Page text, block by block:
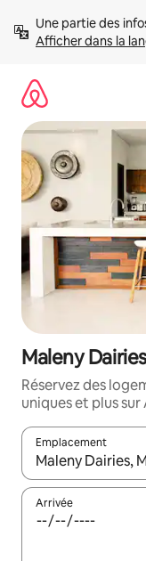
directement
Afficher dans la
Maleny
Réservez des
uniques et plus sur
Emplacement
Quand les
Arrivée